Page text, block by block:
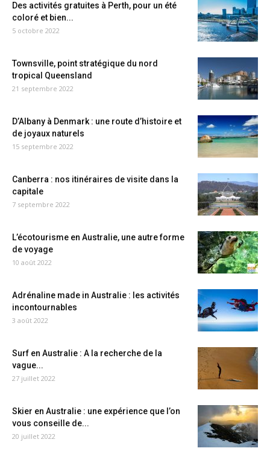
Des activités gratuites à Perth, pour un été
coloré et bien...
5 octobre 2022
Townsville, point stratégique du nord
tropical Queensland
21 septembre 2022
D’Albany à Denmark : une route d’histoire et
de joyaux naturels
15 septembre 2022
Canberra : nos itinéraires de visite dans la
capitale
7 septembre 2022
L’écotourisme en Australie, une autre forme
de voyage
10 août 2022
Adrénaline made in Australie : les activités
incontournables
3 août 2022
Surf en Australie : A la recherche de la
vague...
27 juillet 2022
Skier en Australie : une expérience que l’on
vous conseille de...
20 juillet 2022